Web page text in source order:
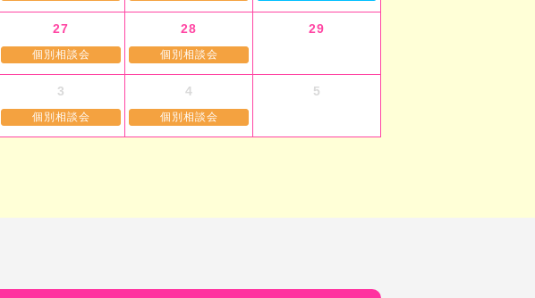
27
個別相談会
28
個別相談会
29
3
個別相談会
4
個別相談会
5